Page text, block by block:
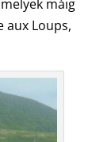
máig
aux Loups,